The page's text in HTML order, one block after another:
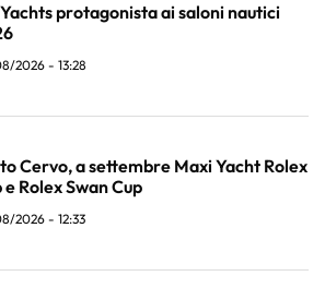
protagonista ai saloni nautici
2026 - 13:28
Cervo, a settembre Maxi Yacht Rolex
e Rolex Swan Cup
2026 - 12:33